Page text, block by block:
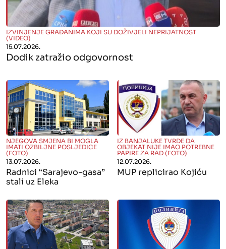
" alt="">
IZVINJENJE GRAĐANIMA KOJI SU DOŽIVJELI NEPRIJATNOST
(VIDEO)
15.07.2026.
Dodik zatražio odgovornost
" alt="">
NJEGOVA SMJENA BI MOGLA
IMATI OZBILJNE POSLJEDICE
(FOTO)
13.07.2026.
Radnici “Sarajevo-gasa”
stali uz Eleka
" alt="">
IZ BANJALUKE TVRDE DA
OBJEKAT NIJE IMAO POTREBNE
PAPIRE ZA RAD (FOTO)
12.07.2026.
MUP replicirao Kojiću